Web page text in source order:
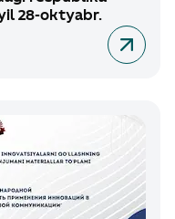
28-oktyabr.